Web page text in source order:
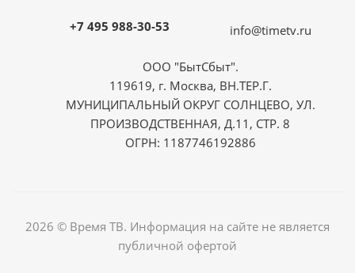
+7 495 988-30-53 info@timetv.ru
ООО "БытСбыт".
119619, г. Москва, ВН.ТЕР.Г.
МУНИЦИПАЛЬНЫЙ ОКРУГ СОЛНЦЕВО, УЛ.
ПРОИЗВОДСТВЕННАЯ, Д.11, СТР. 8
ОГРН: 1187746192886
2026 © Время ТВ. Информация на сайте не является
публичной офертой